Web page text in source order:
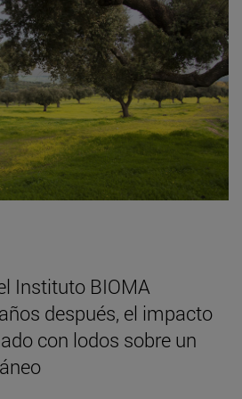
Instituto BIOMA
después, el impacto
con lodos sobre un